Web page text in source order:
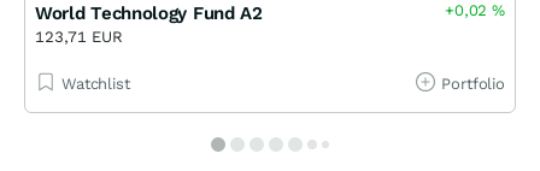
World Technology Fund A2
123,71 EUR
+0,02%
Watchlist Portfolio